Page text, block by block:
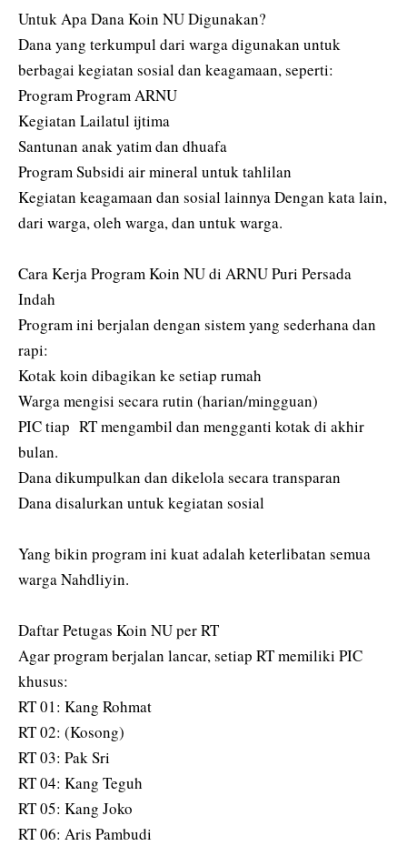
‎Untuk Apa Dana Koin NU Digunakan?
‎Dana yang terkumpul dari warga digunakan untuk
berbagai kegiatan sosial dan keagamaan, seperti:
‎Program Program ARNU
‎Kegiatan Lailatul ijtima
‎Santunan anak yatim dan dhuafa
Program Subsidi air mineral untuk tahlilan
‎Kegiatan keagamaan dan sosial lainnya‎ Dengan kata lain,
dari warga, oleh warga, dan untuk warga.
‎Cara Kerja Program Koin NU di ARNU Puri Persada
Indah
‎Program ini berjalan dengan sistem yang sederhana dan
rapi:
‎Kotak koin dibagikan ke setiap rumah
‎Warga mengisi secara rutin (harian/mingguan)
‎PIC tiap RT mengambil dan mengganti kotak di akhir
bulan.
‎Dana dikumpulkan dan dikelola secara transparan
‎Dana disalurkan untuk kegiatan sosial
‎Yang bikin program ini kuat adalah keterlibatan semua
warga Nahdliyin.
‎Daftar Petugas Koin NU per RT
‎Agar program berjalan lancar, setiap RT memiliki PIC
khusus:
‎RT 01: Kang Rohmat
‎RT 02: (Kosong)
‎RT 03: Pak Sri
‎RT 04: Kang Teguh
‎RT 05: Kang Joko
‎RT 06: Aris Pambudi